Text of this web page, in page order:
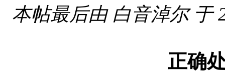
本帖最后由 白音淖尔 于
正确